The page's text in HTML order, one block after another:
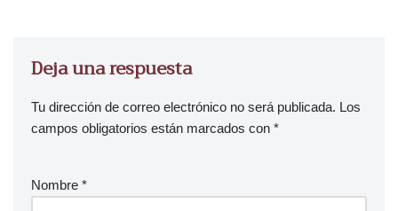
Deja una respuesta
Tu dirección de correo electrónico no será publicada. Los
campos obligatorios están marcados con *
Nombre *